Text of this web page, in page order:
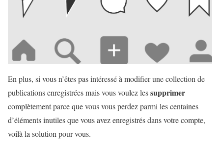
En plus, si vous n’êtes pas intéressé à modifier une collection de
publications enregistrées mais vous voulez lessupprimer
complètement parce que vous vous perdez parmi les centaines
d’éléments inutiles que vous avez enregistrés dans votre compte,
voilà la solution pour vous.